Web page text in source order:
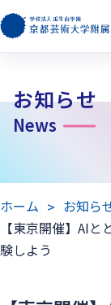
お知らせ
News
ホーム
お知ら
【東京開催】AI
験しよう